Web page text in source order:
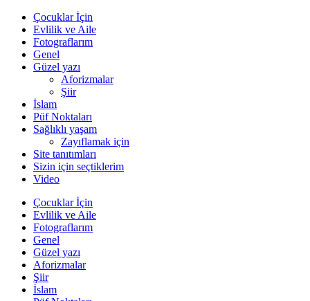
Çocuklar İçin
Evlilik ve Aile
Fotograflarım
Genel
Güzel yazı
Aforizmalar
Şiir
İslam
Püf Noktaları
Sağlıklı yaşam
Zayıflamak için
Site tanıtımları
Sizin için seçtiklerim
Video
Çocuklar İçin
Evlilik ve Aile
Fotograflarım
Genel
Güzel yazı
Aforizmalar
Şiir
İslam